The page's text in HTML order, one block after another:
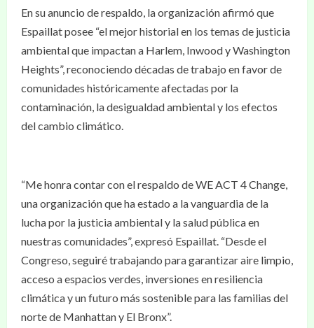
En su anuncio de respaldo, la organización afirmó que
Espaillat posee “el mejor historial en los temas de justicia
ambiental que impactan a Harlem, Inwood y Washington
Heights”, reconociendo décadas de trabajo en favor de
comunidades históricamente afectadas por la
contaminación, la desigualdad ambiental y los efectos
del cambio climático.
“Me honra contar con el respaldo de WE ACT 4 Change,
una organización que ha estado a la vanguardia de la
lucha por la justicia ambiental y la salud pública en
nuestras comunidades”, expresó Espaillat. “Desde el
Congreso, seguiré trabajando para garantizar aire limpio,
acceso a espacios verdes, inversiones en resiliencia
climática y un futuro más sostenible para las familias del
norte de Manhattan y El Bronx”.